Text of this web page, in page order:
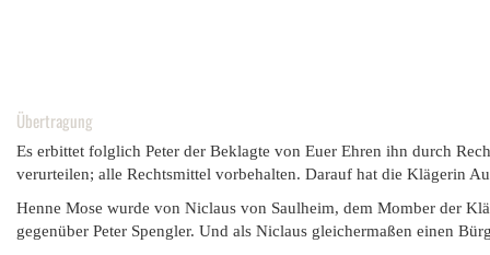
Übertragung
Es erbittet folglich Peter der Beklagte von Euer Ehren ihn durch
verurteilen; alle Rechtsmittel vorbehalten. Darauf hat die Klägerin
Henne Mose wurde von Niclaus von Saulheim, dem Momber der
gegenüber Peter Spengler. Und als Niclaus gleichermaßen einen